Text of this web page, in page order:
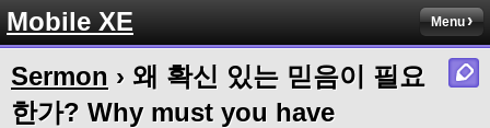
Mobile XE Menu
Sermon › 왜 확신 있는 믿음이 필요
한가? Why must you have